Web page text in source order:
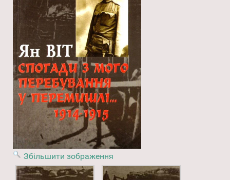
Збільшити зображення